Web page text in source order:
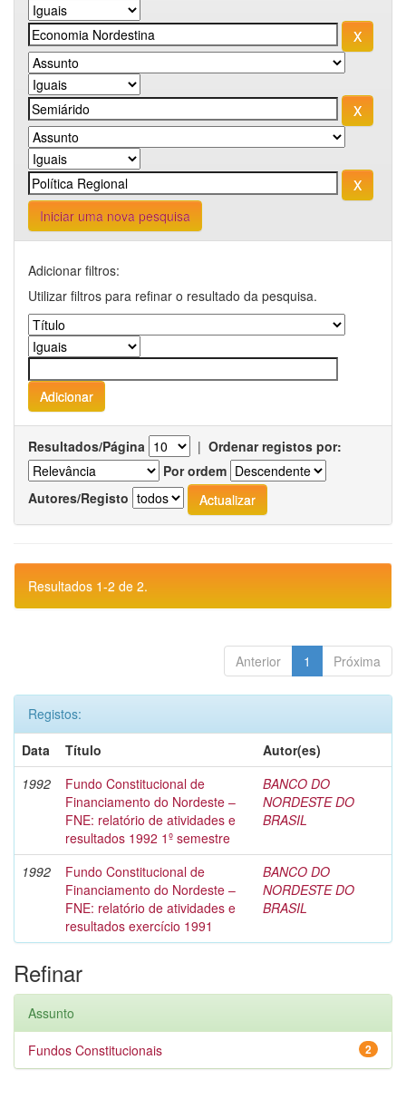
Iniciar uma nova pesquisa
Adicionar filtros:
Utilizar filtros para refinar o resultado da pesquisa.
Resultados/Página | Ordenar registos por:
Por ordem
Autores/Registo
Resultados 1-2 de 2.
Anterior 1 Próxima
Registos:
Data
Título
Autor(es)
1992
Fundo Constitucional de
Financiamento do Nordeste –
FNE: relatório de atividades e
resultados 1992 1º semestre
BANCO DO
NORDESTE DO
BRASIL
1992
Fundo Constitucional de
Financiamento do Nordeste –
FNE: relatório de atividades e
resultados exercício 1991
BANCO DO
NORDESTE DO
BRASIL
Refinar
Assunto
2
Fundos Constitucionais